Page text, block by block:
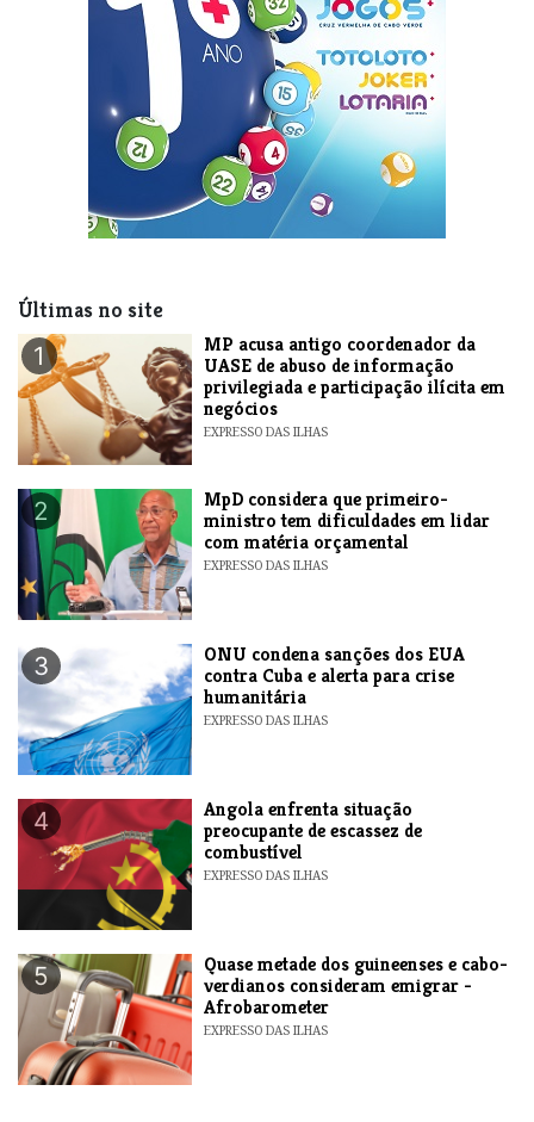
Últimas no site
1
MP acusa antigo coordenador da
UASE de abuso de informação
privilegiada e participação ilícita em
negócios
EXPRESSO DAS ILHAS
2
MpD considera que primeiro-
ministro tem dificuldades em lidar
com matéria orçamental
EXPRESSO DAS ILHAS
3
ONU condena sanções dos EUA
contra Cuba e alerta para crise
humanitária
EXPRESSO DAS ILHAS
4
Angola enfrenta situação
preocupante de escassez de
combustível
EXPRESSO DAS ILHAS
5
Quase metade dos guineenses e cabo-
verdianos consideram emigrar -
Afrobarometer
EXPRESSO DAS ILHAS